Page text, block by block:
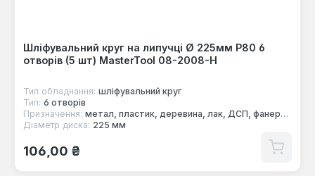
Шліфувальний круг на липучці Ø 225мм P80 6
отворів (5 шт) MasterTool 08-2008-H
Тип обладнання: шліфувальний круг
Тип: 6 отворів
Призначення: метал, пластик, деревина, лак, ДСП, фанера, фарба
Діаметр диска: 225 мм
Звичайна ціна:
106,00 ₴